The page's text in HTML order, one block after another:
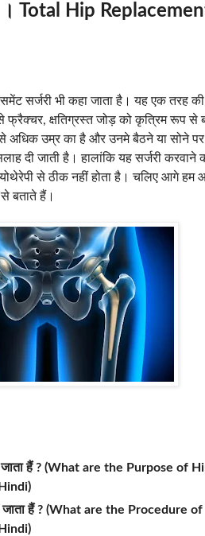
हैं । Total Hip
सर्जरी भी कहा जाता है। यह एक तरह
से फ्रैक्चर, क्षतिग्रस्त जोड़ को कृत्रिम रूप
से अधिक उम्र का है और उनमे बैठने या सोने पर
दी जाती है। हालांकि यह सर्जरी करवाने
से ठीक नहीं होता है। चलिए आगे हम
से बताते हैं।
जाता हैं ? (What are the Purpose of
जाता हैं ? (What are the Procedure